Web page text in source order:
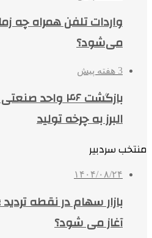
واردات تلفن همراه چه
می‌شود؟
3 هفته پیش
بازگشت ۴۶
البرز به چرخه تولید
منتخب سردبیر
۱۴۰۴/۰۸/۲۴
بازار سهام در نقطه
آغاز می شود؟